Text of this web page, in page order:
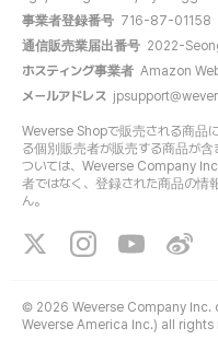
事業者登録番号 716-87-01158
通信販売業届出番号 2022-
ホスティング事業者 Amazon
メールアドレス
Weverse Shopで販売される商品
る個別販売者が販売する商品が
ついては、Weverse Company
者ではなく、登録された商品の情
ん。
© 2026 Weverse Company Inc.
Weverse America Inc.) all rights